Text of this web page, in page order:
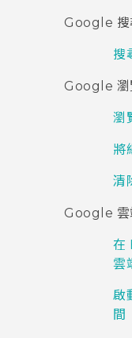
Google 搜
搜
Google 瀏
瀏
將
清
Google 雲
在
雲
啟
間